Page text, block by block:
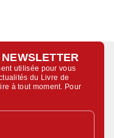
utilisée pour vous
du Livre de
à tout moment. Pour